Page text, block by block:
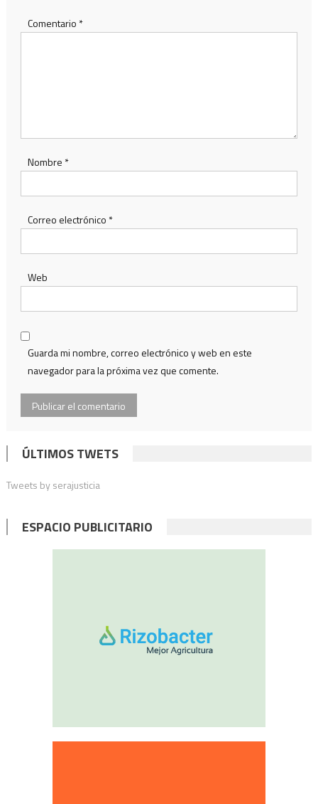
Comentario *
Nombre *
Correo electrónico *
Web
Guarda mi nombre, correo electrónico y web en este
navegador para la próxima vez que comente.
ÚLTIMOS TWETS
Tweets by serajusticia
ESPACIO PUBLICITARIO